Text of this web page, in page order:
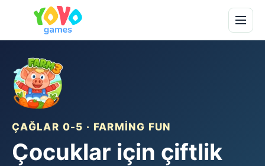
ÇAĞLAR 0-5 · FARMING FUN
Çocuklar için çiftlik